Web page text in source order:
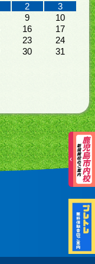
2
3
9
10
16
17
23
24
30 31